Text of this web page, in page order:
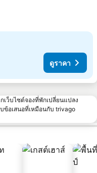
ดูราคา
เว็บไซต์จองที่พักเปลี่ยนแปลง
อเสนอที่เหมือนกับ trivago